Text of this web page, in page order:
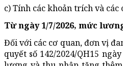
c) Tính các khoản trích và
Từ ngày 1/7/2026, mức
Đối với các cơ quan, đơn vị
quyết số 142/2024/QH15